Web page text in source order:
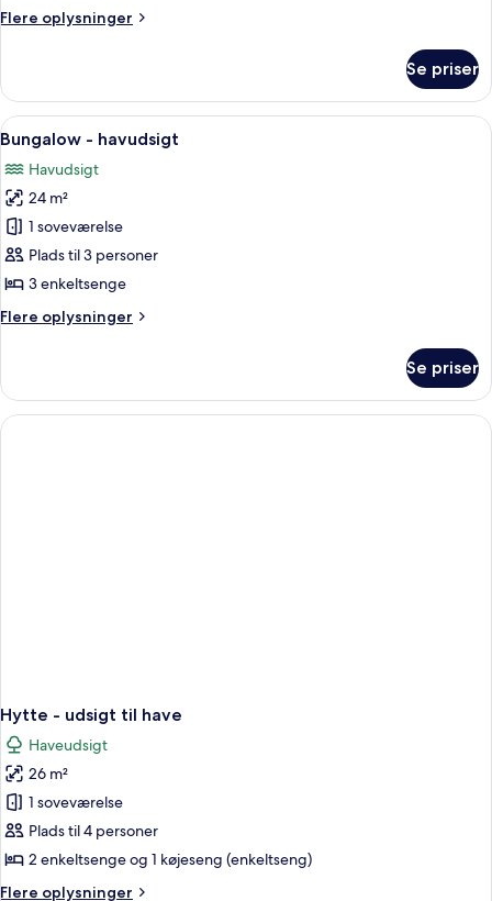
Flere oplysninger
Flere
-
soveværelser
adults)
Se priser
Indlæs
alle
billeder
af
Bungalow
-
havudsigt
En lille rød træhytte med en grøn
5
Bungalow - havudsigt
Havudsigt
24 m²
1 soveværelse
Plads til 3 personer
3 enkeltsenge
Flere oplysninger
Flere
-
havudsigt
Se priser
Hytte - udsigt til have
Haveudsigt
26 m²
1 soveværelse
Plads til 4 personer
2 enkeltsenge og 1 køjeseng (enkeltseng)
Flere oplysninger
Flere